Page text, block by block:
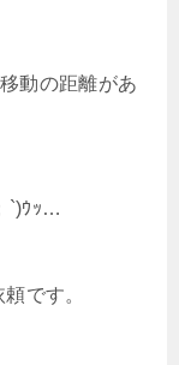
動の距離があ
`)ｳｯ…
です。